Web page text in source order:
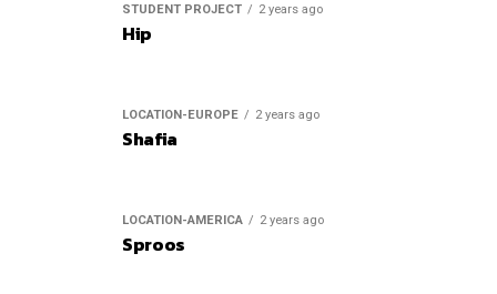
STUDENT PROJECT 2 years ago
Hip
LOCATION-EUROPE 2 years ago
Shafia
LOCATION-AMERICA 2 years ago
Sproos